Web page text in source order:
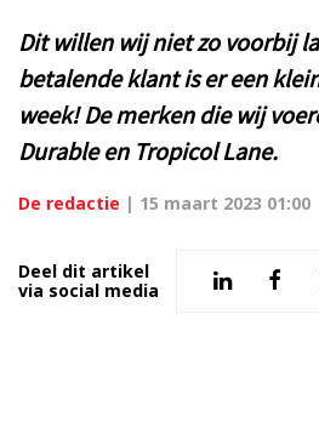
Dit willen wij niet zo voorbij
betalende klant is er een
week! De merken die wij
Durable en Tropicol Lane.
De redactie | 15 maart 2023 01:00
Deel dit artikel
via social media